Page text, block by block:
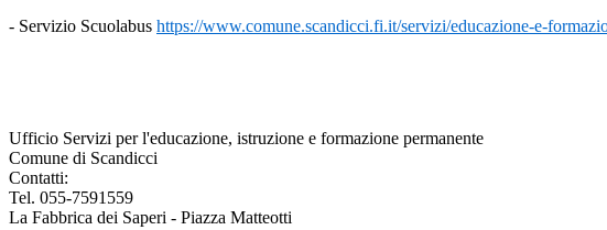
- Servizio Scuolabus https://www.comune.scandicci.fi.it/servizi/educazione-e-
Ufficio Servizi per l'educazione, istruzione e formazione permanente
Comune di Scandicci
Contatti:
Tel. 055-7591559
La Fabbrica dei Saperi - Piazza Matteotti